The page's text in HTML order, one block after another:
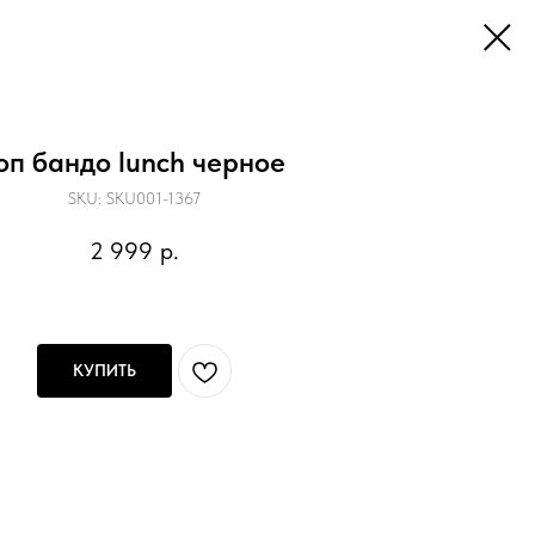
бандо lunch черное
SKU: SKU001-1367
2 999 р.
КУПИТЬ